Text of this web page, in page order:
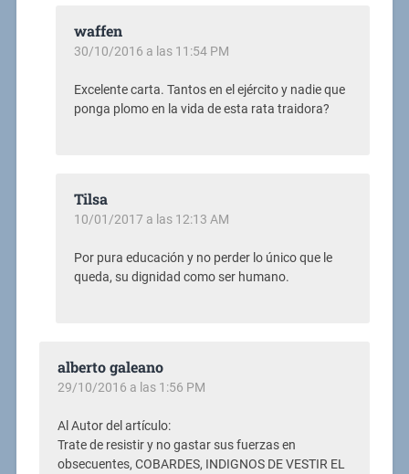
waffen
30/10/2016 a las 11:54 PM
Excelente carta. Tantos en el ejército y nadie que
ponga plomo en la vida de esta rata traidora?
Tilsa
10/01/2017 a las 12:13 AM
Por pura educación y no perder lo único que le
queda, su dignidad como ser humano.
alberto galeano
29/10/2016 a las 1:56 PM
Al Autor del artículo:
Trate de resistir y no gastar sus fuerzas en
obsecuentes, COBARDES, INDIGNOS DE VESTIR EL